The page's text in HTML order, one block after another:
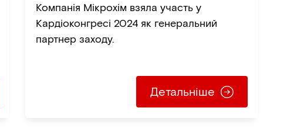
Компанія Мікрохім взяла участь у
Кардіоконгресі 2024 як генеральний
партнер заходу.
Детальніше